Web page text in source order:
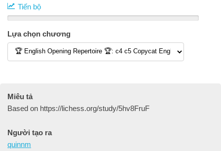
Tiến bộ
Lựa chọn chương
Miêu tả
Based on https://lichess.org/study/5hv8FruF
Người tạo ra
quinnm